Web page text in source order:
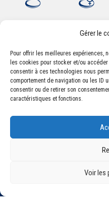
Gérer le
Pour offrir les meilleures
les cookies pour stocker et/ou
consentir à ces technologies nous
comportement de navigation ou les ID
consentir ou de retirer son
caractéristiques et fonctions.
Voir les
Association
84,
CS 80221 - 63021